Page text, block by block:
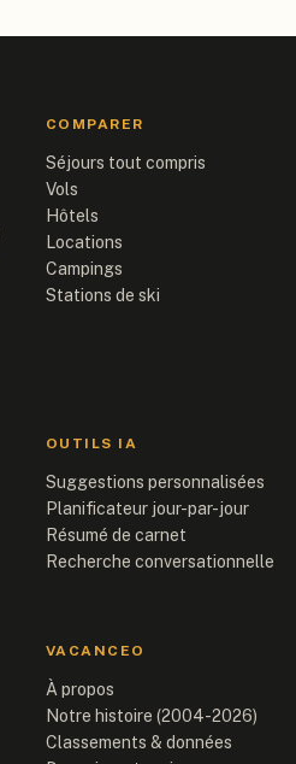
COMPARER
Séjours tout compris
Vols
Hôtels
Locations
Campings
Stations de ski
OUTILS IA
Suggestions personnalisées
Planificateur jour-par-jour
Résumé de carnet
Recherche conversationnelle
VACANCEO
À propos
Notre histoire (2004-2026)
Classements & données